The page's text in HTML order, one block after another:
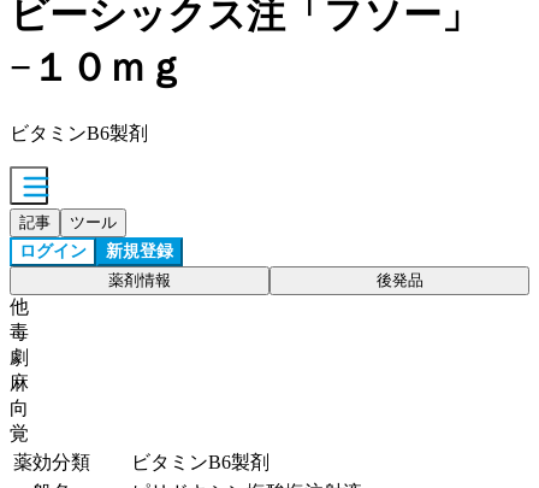
ビーシックス注「フソー」
−１０ｍｇ
ビタミンB6製剤
記事 ツール
ログイン 新規登録
薬剤情報 後発品
他
毒
劇
麻
向
覚
薬効分類
ビタミンB6製剤